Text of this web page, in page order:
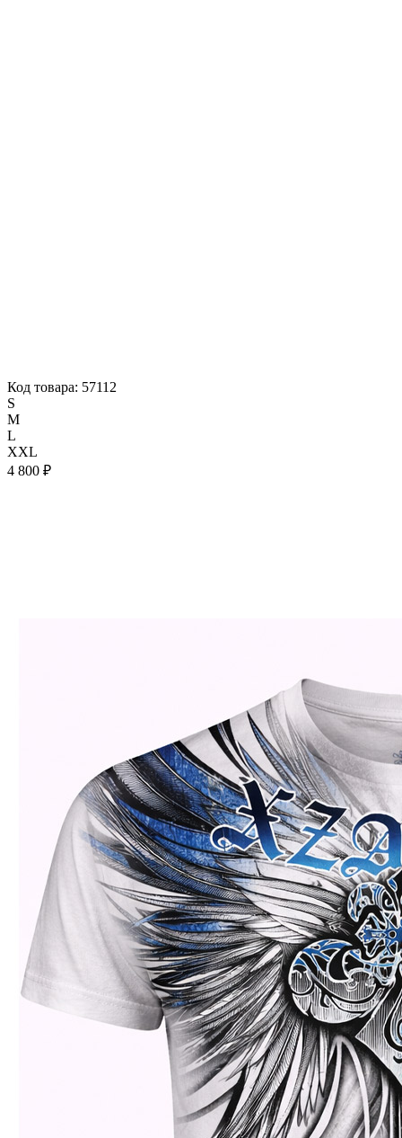
Код товара: 57112
S
M
L
XXL
4 800 ₽